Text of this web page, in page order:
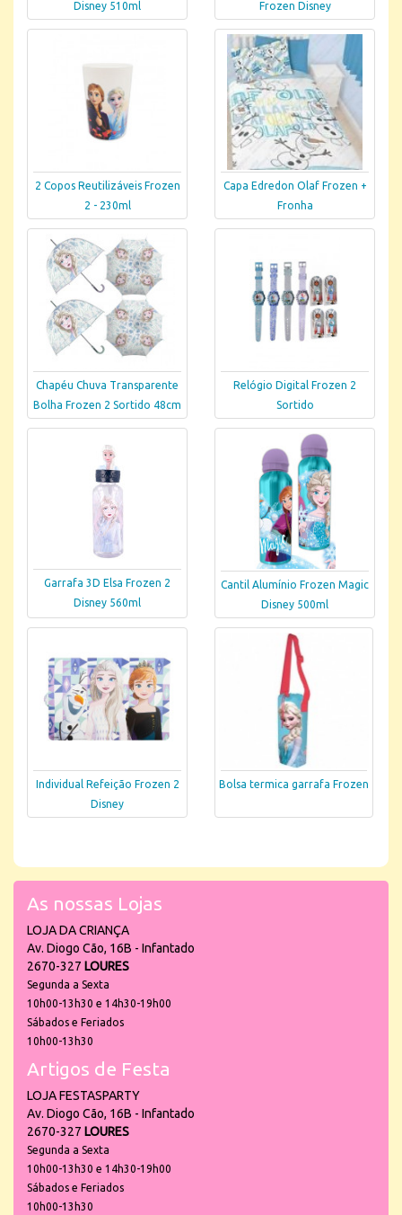
Disney 510ml Frozen Disney
2 Copos Reutilizáveis Frozen
2 - 230ml
Capa Edredon Olaf Frozen +
Fronha
Chapéu Chuva Transparente
Bolha Frozen 2 Sortido 48cm
Relógio Digital Frozen 2
Sortido
Garrafa 3D Elsa Frozen 2
Disney 560ml
Cantil Alumínio Frozen Magic
Disney 500ml
Individual Refeição Frozen 2
Disney
Bolsa termica garrafa Frozen
As nossas Lojas
LOJA DA CRIANÇA
Av. Diogo Cão, 16B - Infantado
2670-327 LOURES
Segunda a Sexta
10h00-13h30 e 14h30-19h00
Sábados e Feriados
10h00-13h30
Artigos de Festa
LOJA FESTASPARTY
Av. Diogo Cão, 16B - Infantado
2670-327 LOURES
Segunda a Sexta
10h00-13h30 e 14h30-19h00
Sábados e Feriados
10h00-13h30